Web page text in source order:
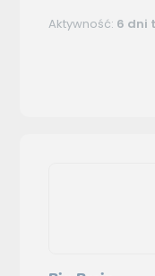
Aktywność: 6 dni